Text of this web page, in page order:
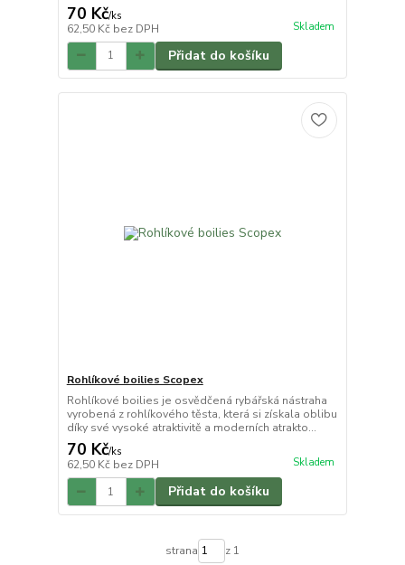
70 Kč/ks
62,50 Kč bez DPH Skladem
Přidat do košíku
Rohlíkové boilies Scopex
Rohlíkové boilies je osvědčená rybářská nástraha
vyrobená z rohlíkového těsta, která si získala oblibu
díky své vysoké atraktivitě a moderních atrakto...
70 Kč/ks
62,50 Kč bez DPH Skladem
Přidat do košíku
strana z 1